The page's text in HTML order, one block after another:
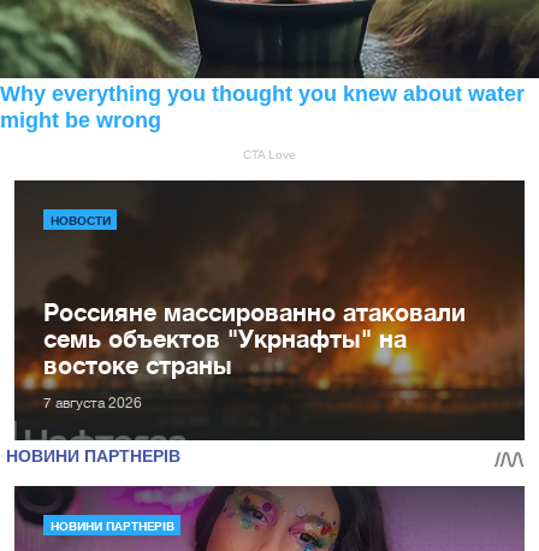
НОВОСТИ
Россияне массированно атаковали
семь объектов "Укрнафты" на
востоке страны
7 августа 2026